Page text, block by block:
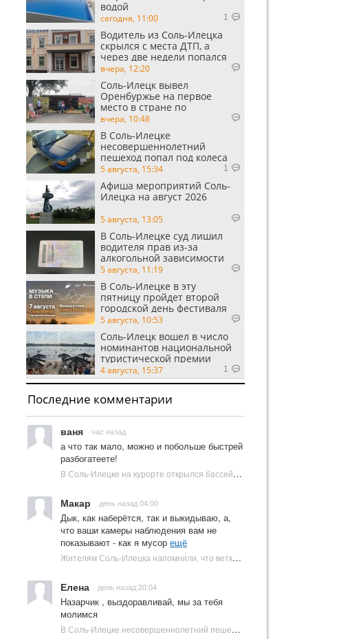
водой
сегодня, 11:00 1
Водитель из Соль-Илецка
скрылся с места ДТП, а
через две недели попался
пьяным
вчера, 12:20
Соль-Илецк вывел
Оренбуржье на первое
место в стране по
выращиванию арбузов
вчера, 10:48
В Соль-Илецке
несовершеннолетний
пешеход попал под колеса
автомобиля
5 августа, 15:34 1
Афиша мероприятий Соль-
Илецка на август 2026
5 августа, 13:05
В Соль-Илецке суд лишил
водителя прав из-за
алкогольной зависимости
5 августа, 11:19
В Соль-Илецке в эту
пятницу пройдет второй
городской день фестиваля
«Музыка в степи»
5 августа, 10:53
Соль-Илецк вошел в число
номинантов национальной
туристической премии
Russian Traveler Awards
4 августа, 15:37 1
Последние комментарии
ваня час назад
а что так мало, можно и побольше быстрей
разбогатеете!
В Соль-Илецке на курорте открылся бассейн с пресной водой | Новости Соль-Илецка
Макар день назад 04:00
Дык, как наберётся, так и выкидываю, а,
что ваши камеры наблюдения вам не
показывают - как я мусор ещё
Жителям Соль-Илецка напомнили, что ветки от деревьев нельзя оставлять на площадках ТКО | Новости Соль-Илецка
Елена день назад 20:04
Назарчик , выздоравливай, мы за тебя
молимся
В Соль-Илецке несовершеннолетний пешеход попал под колеса автомобиля | Новости Соль-Илецка